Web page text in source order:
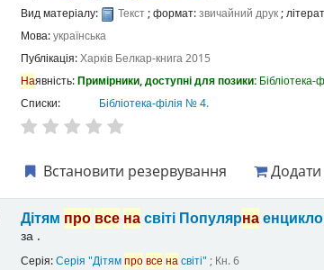
Вид матеріалу:
Текст; формат:звичайний друк;
Мова:українська
Публікація:Харків Белкар-книга2015
Наявність:Примірники, доступні для позики: Бібліотека-
Списки:
Бібліотека-філія № 4.
Встановити резервування
Дітям про все насвіті Популярна
за .
Серія:Серія "Дітямпровсе насвіті" ; Кн. 6